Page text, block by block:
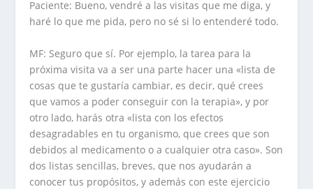
Paciente: Bueno, vendré a las visitas que me diga, y
haré lo que me pida, pero no sé si lo entenderé todo.
MF: Seguro que sí. Por ejemplo, la tarea para la
próxima visita va a ser una parte hacer una «lista de
cosas que te gustaría cambiar, es decir, qué crees
que vamos a poder conseguir con la terapia», y por
otro lado, harás otra «lista con los efectos
desagradables en tu organismo, que crees que son
debidos al medicamento o a cualquier otra caso». Son
dos listas sencillas, breves, que nos ayudarán a
conocer tus propósitos, y además con este ejercicio